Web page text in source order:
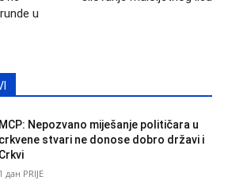
u
MCP: Nepozvano miješanje političara u
crkvene stvari ne donose dobro državi i
Crkvi
1 дан PRIJE